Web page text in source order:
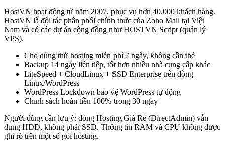
HostVN hoạt động từ năm 2007, phục vụ hơn 40.000 khách hàng.
HostVN là đối tác phân phối chính thức của Zoho Mail tại Việt
Nam và có các dự án cộng đồng như HOSTVN Script (quản lý
VPS).
Cho dùng thử hosting miễn phí 7 ngày, không cần thẻ
Backup 14 ngày liên tiếp, tốt hơn nhiều nhà cung cấp khác
LiteSpeed + CloudLinux + SSD Enterprise trên dòng
Linux/WordPress
WordPress Lockdown bảo vệ WordPress tự động
Chính sách hoàn tiền 100% trong 30 ngày
Người dùng cần lưu ý: dòng Hosting Giá Rẻ (DirectAdmin) vẫn
dùng HDD, không phải SSD. Thông tin RAM và CPU không được
ghi rõ trên một số gói hosting.